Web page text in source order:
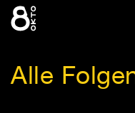
Zum
Inhalt
Alle